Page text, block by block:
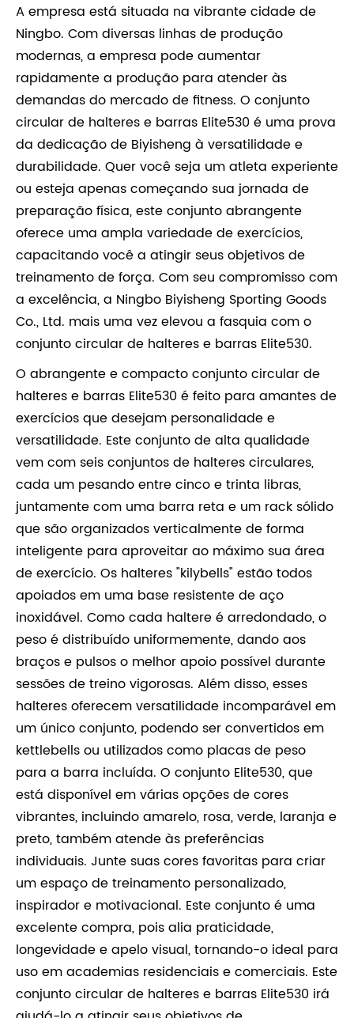
A empresa está situada na vibrante cidade de
Ningbo. Com diversas linhas de produção
modernas, a empresa pode aumentar
rapidamente a produção para atender às
demandas do mercado de fitness. O conjunto
circular de halteres e barras Elite530 é uma prova
da dedicação de Biyisheng à versatilidade e
durabilidade. Quer você seja um atleta experiente
ou esteja apenas começando sua jornada de
preparação física, este conjunto abrangente
oferece uma ampla variedade de exercícios,
capacitando você a atingir seus objetivos de
treinamento de força. Com seu compromisso com
a excelência, a Ningbo Biyisheng Sporting Goods
Co., Ltd. mais uma vez elevou a fasquia com o
conjunto circular de halteres e barras Elite530.
O abrangente e compacto conjunto circular de
halteres e barras Elite530 é feito para amantes de
exercícios que desejam personalidade e
versatilidade. Este conjunto de alta qualidade
vem com seis conjuntos de halteres circulares,
cada um pesando entre cinco e trinta libras,
juntamente com uma barra reta e um rack sólido
que são organizados verticalmente de forma
inteligente para aproveitar ao máximo sua área
de exercício. Os halteres "kilybells" estão todos
apoiados em uma base resistente de aço
inoxidável. Como cada haltere é arredondado, o
peso é distribuído uniformemente, dando aos
braços e pulsos o melhor apoio possível durante
sessões de treino vigorosas. Além disso, esses
halteres oferecem versatilidade incomparável em
um único conjunto, podendo ser convertidos em
kettlebells ou utilizados como placas de peso
para a barra incluída. O conjunto Elite530, que
está disponível em várias opções de cores
vibrantes, incluindo amarelo, rosa, verde, laranja e
preto, também atende às preferências
individuais. Junte suas cores favoritas para criar
um espaço de treinamento personalizado,
inspirador e motivacional. Este conjunto é uma
excelente compra, pois alia praticidade,
longevidade e apelo visual, tornando-o ideal para
uso em academias residenciais e comerciais. Este
conjunto circular de halteres e barras Elite530 irá